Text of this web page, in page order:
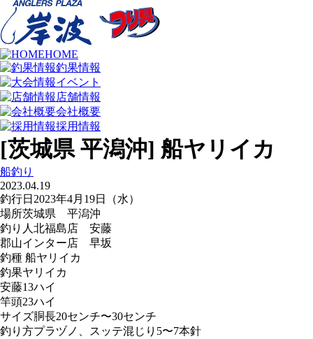
HOME
釣果情報
イベント
店舗情報
会社概要
採用情報
[茨城県 平潟沖] 船ヤリイカ
船釣り
2023.04.19
釣行日 2023年4月19日（水）
場所茨城県 平潟沖
釣り人 北福島店 安藤
郡山インター店 早坂
釣種 船ヤリイカ
釣果ヤリイカ
安藤13ハイ
竿頭23ハイ
サイズ胴長20センチ〜30センチ
釣り方プラヅノ、スッテ混じり5〜7本針